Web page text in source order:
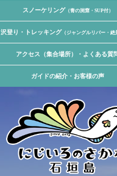
スノーケリング （青の洞窟・SUP付）
沢登り・トレッキング （ジャングルリバー・絶
アクセス（集合場所）・よくある質
ガイドの紹介・お客様の声